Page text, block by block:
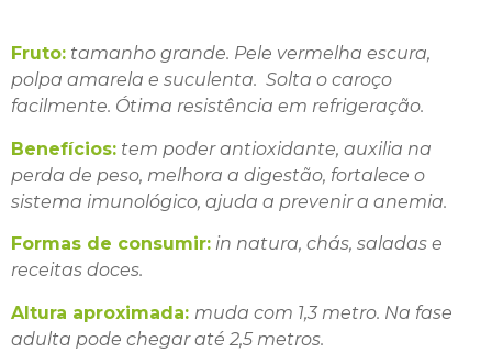
Fruto: tamanho grande. Pele vermelha escura,
polpa amarela e suculenta. Solta o caroço
facilmente. Ótima resistência em refrigeração.
Benefícios: tem poder antioxidante, auxilia na
perda de peso, melhora a digestão, fortalece o
sistema imunológico, ajuda a prevenir a anemia.
Formas de consumir: in natura, chás, saladas e
receitas doces.
Altura aproximada: muda com 1,3 metro. Na fase
adulta pode chegar até 2,5 metros.